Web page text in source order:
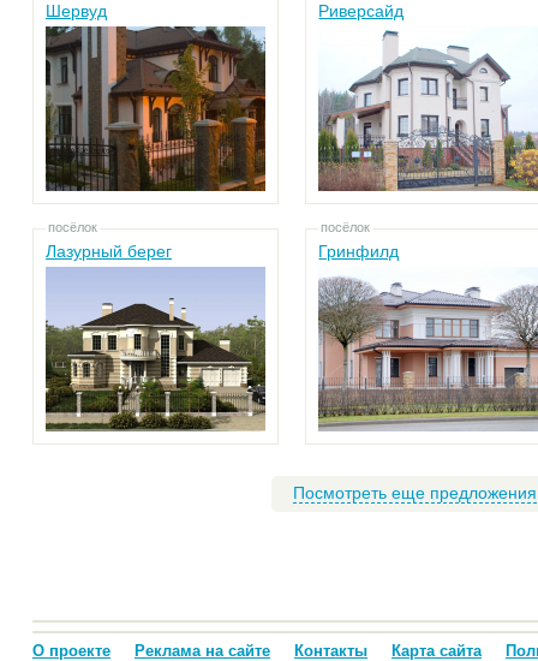
Шервуд Риверсайд
посёлок
Лазурный берег
посёлок
Гринфилд
Посмотреть еще предложения
О проекте Реклама на сайте Контакты Карта сайта